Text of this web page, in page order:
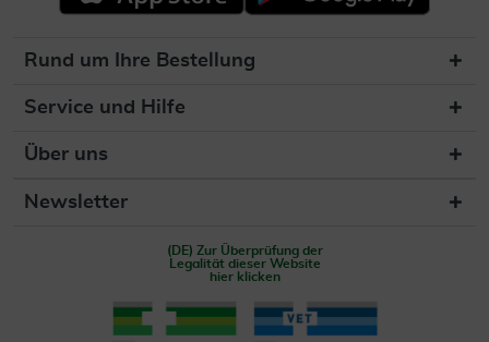
Rund um Ihre Bestellung
Service und Hilfe
Über uns
Newsletter
(DE) Zur Überprüfung der
Legalität dieser Website
hier klicken